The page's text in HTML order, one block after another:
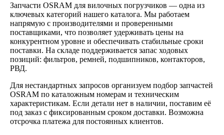
Запчасти OSRAM для вилочных погрузчиков — одна из
ключевых категорий нашего каталога. Мы работаем
напрямую с производителями и проверенными
поставщиками, что позволяет удерживать цены на
конкурентном уровне и обеспечивать стабильные сроки
поставки. На складе поддерживается запас ходовых
позиций: фильтров, ремней, подшипников, контакторов,
РВД.
Для нестандартных запросов организуем подбор запчастей
OSRAM по каталожным номерам и техническим
характеристикам. Если детали нет в наличии, поставим её
под заказ с фиксированным сроком доставки. Возможна
отсрочка платежа для постоянных клиентов.